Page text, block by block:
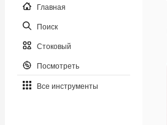
Главная
Поиск
Стоковый
Посмотреть
Все инструменты